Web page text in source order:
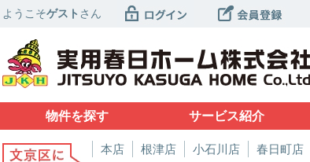
ようこそゲスト さん
物件を探す サービス紹介
本店 根津店 小石川店 春日町店